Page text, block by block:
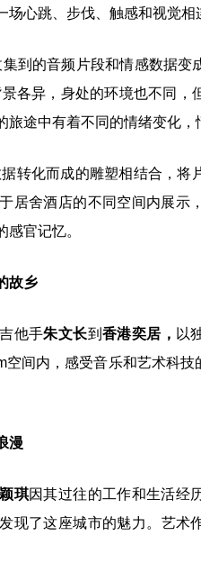
场心跳、步伐、触感和视觉相
到的音频片段和情感数据变
各异，身处的环境也不同，
旅途中有着不同的情绪变化，
转化而成的雕塑相结合，将
居舍酒店的不同空间内展示
官记忆。
故乡
他手朱文长到 香港奕居 ， 以
空间内，感受音乐和艺术科
漫
琪因其过往的工作和生活经
发现了这座城市的魅力。艺术